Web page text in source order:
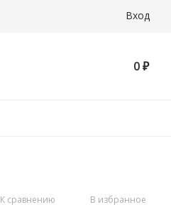
Вход
0 ₽
К сравнению В избранное